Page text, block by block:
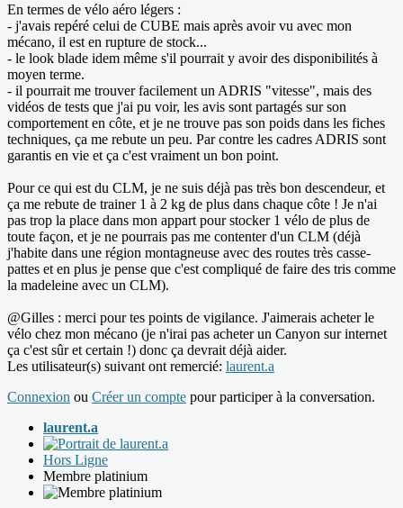
En termes de vélo aéro légers :
- j'avais repéré celui de CUBE mais après avoir vu avec mon
mécano, il est en rupture de stock...
- le look blade idem même s'il pourrait y avoir des disponibilités à
moyen terme.
- il pourrait me trouver facilement un ADRIS "vitesse", mais des
vidéos de tests que j'ai pu voir, les avis sont partagés sur son
comportement en côte, et je ne trouve pas son poids dans les fiches
techniques, ça me rebute un peu. Par contre les cadres ADRIS sont
garantis en vie et ça c'est vraiment un bon point.
Pour ce qui est du CLM, je ne suis déjà pas très bon descendeur, et
ça me rebute de trainer 1 à 2 kg de plus dans chaque côte ! Je n'ai
pas trop la place dans mon appart pour stocker 1 vélo de plus de
toute façon, et je ne pourrais pas me contenter d'un CLM (déjà
j'habite dans une région montagneuse avec des routes très casse-
pattes et en plus je pense que c'est compliqué de faire des tris comme
la madeleine avec un CLM).
@Gilles : merci pour tes points de vigilance. J'aimerais acheter le
vélo chez mon mécano (je n'irai pas acheter un Canyon sur internet
ça c'est sûr et certain !) donc ça devrait déjà aider.
Les utilisateur(s) suivant ont remercié: laurent.a
Connexion ou Créer un compte pour participer à la conversation.
laurent.a
Hors Ligne
Membre platinium